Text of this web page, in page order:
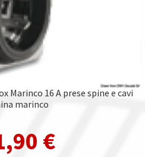
Marinco 16 A prese spine e cavi
marinco
€